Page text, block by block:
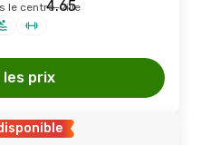
le centre-ville
prix